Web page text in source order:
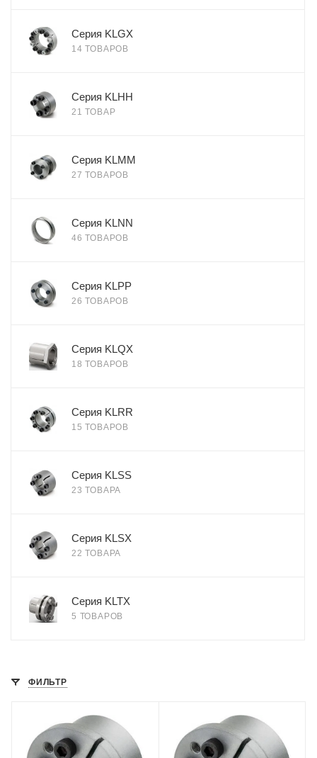
Серия KLGX
14 ТОВАРОВ
Серия KLHH
21 ТОВАР
Серия KLMM
27 ТОВАРОВ
Серия KLNN
46 ТОВАРОВ
Серия KLPP
26 ТОВАРОВ
Серия KLQX
18 ТОВАРОВ
Серия KLRR
15 ТОВАРОВ
Серия KLSS
23 ТОВАРА
Серия KLSX
22 ТОВАРА
Серия KLTX
5 ТОВАРОВ
ФИЛЬТР